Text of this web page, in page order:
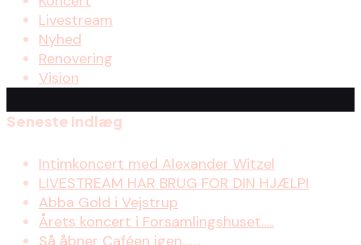
Livestream
Nyhed
Renovering
Vision
Seneste indlæg
Intimkoncert med Alexander Witzel
LIVESTREAM HAR BRUG FOR DIN HJÆLP!
Abba Gold i Vejstrup
Årets koncert i Forsamlingshuset…..
Så åbner Caféen igen…….